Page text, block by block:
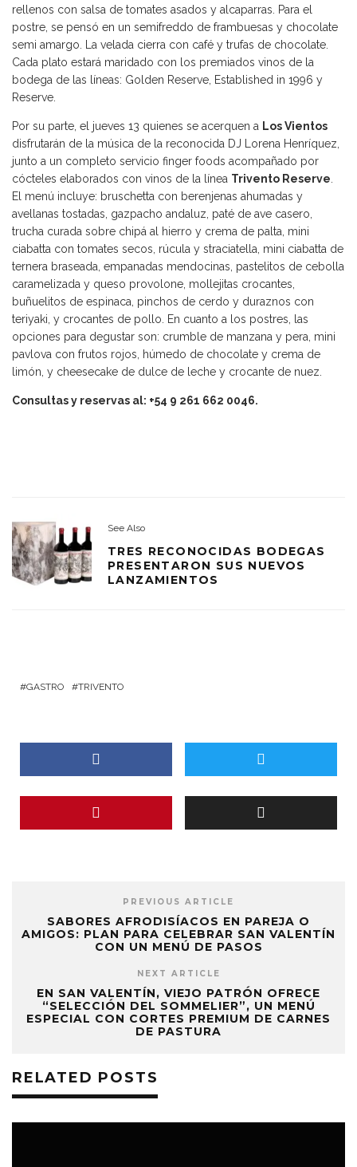
rellenos con salsa de tomates asados y alcaparras. Para el
postre, se pensó en un semifreddo de frambuesas y chocolate
semi amargo. La velada cierra con café y trufas de chocolate.
Cada plato estará maridado con los premiados vinos de la
bodega de las líneas: Golden Reserve, Established in 1996 y
Reserve.
Por su parte, el jueves 13 quienes se acerquen a Los Vientos
disfrutarán de la música de la reconocida DJ Lorena Henríquez,
junto a un completo servicio finger foods acompañado por
cócteles elaborados con vinos de la línea Trivento Reserve
El menú incluye: bruschetta con berenjenas ahumadas y
avellanas tostadas, gazpacho andaluz, paté de ave casero,
trucha curada sobre chipá al hierro y crema de palta, mini
ciabatta con tomates secos, rúcula y straciatella, mini ciabatta de
ternera braseada, empanadas mendocinas, pastelitos de cebolla
caramelizada y queso provolone, mollejitas crocantes,
buñuelitos de espinaca, pinchos de cerdo y duraznos con
teriyaki, y crocantes de pollo. En cuanto a los postres, las
opciones para degustar son: crumble de manzana y pera, mini
pavlova con frutos rojos, húmedo de chocolate y crema de
limón, y cheesecake de dulce de leche y crocante de nuez.
Consultas y reservas al: +54 9 261 662 0046.
See Also
TRES RECONOCIDAS BODEGAS
PRESENTARON SUS NUEVOS
LANZAMIENTOS
GASTRO TRIVENTO
PREVIOUS ARTICLE
SABORES AFRODISÍACOS EN PAREJA O
AMIGOS: PLAN PARA CELEBRAR SAN VALENTÍN
CON UN MENÚ DE PASOS
NEXT ARTICLE
EN SAN VALENTÍN, VIEJO PATRÓN OFRECE
“SELECCIÓN DEL SOMMELIER”, UN MENÚ
ESPECIAL CON CORTES PREMIUM DE CARNES
DE PASTURA
RELATED POSTS